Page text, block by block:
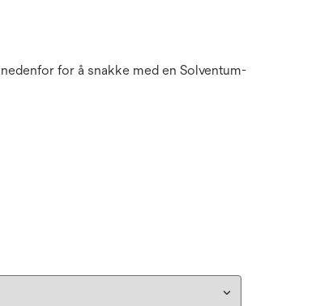
for å snakke med en Solventum-